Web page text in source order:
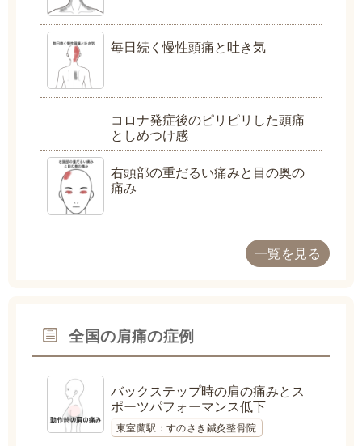
毎日続く慢性頭痛と吐き気
コロナ発症後のピリピリした頭痛
としめつけ感
右頭部の重だるい痛みと目の奥の
痛み
一覧を見る
全国の肩痛の症例
バックステップ時の肩の痛みとス
ポーツパフォーマンス低下
東室蘭駅：すのさき鍼灸整骨院